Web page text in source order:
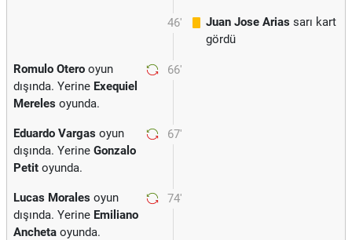
46' Juan Jose Arias sarı kart
gördü
66'
Romulo Otero oyun
dışında. Yerine Exequiel
Mereles oyunda.
67'
Eduardo Vargas oyun
dışında. Yerine Gonzalo
Petit oyunda.
74'
Lucas Morales oyun
dışında. Yerine Emiliano
Ancheta oyunda.